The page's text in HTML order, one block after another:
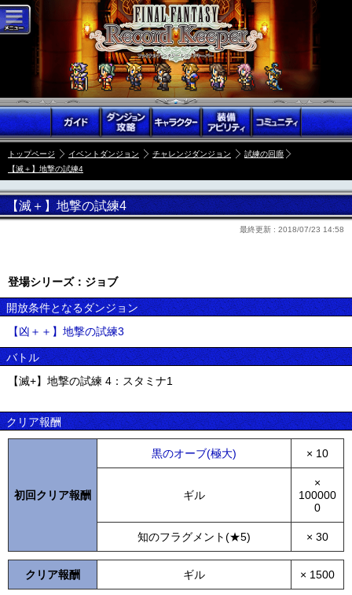
トップページ イベントダンジョン チャレンジダンジョン
試練の回廊
【滅＋】地撃の試練4
【滅＋】地撃の試練4
最終更新 : 2018/07/23 14:58
登場シリーズ：ジョブ
開放条件となるダンジョン
【凶＋＋】地撃の試練3
バトル
【滅+】地撃の試練 4：スタミナ1
クリア報酬
初回クリア報酬
黒のオーブ(極大) × 10
ギル
×
100000
0
知のフラグメント(★5) × 30
クリア報酬 ギル × 1500